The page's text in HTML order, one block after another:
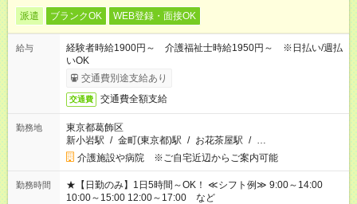
派遣 ブランクOK WEB登録・面接OK
給与
経験者時給1900円～ 介護福祉士時給1950円～ ※日払い/週払
いOK
交通費別途支給あり
交通費 交通費全額支給
勤務地
東京都葛飾区
新小岩駅 / 金町(東京都)駅 / お花茶屋駅 / …
介護施設や病院 ※ご自宅近辺からご案内可能
勤務時間
★【日勤のみ】1日5時間～OK！ ≪シフト例≫ 9:00～14:00
10:00～15:00 12:00～17:00 など